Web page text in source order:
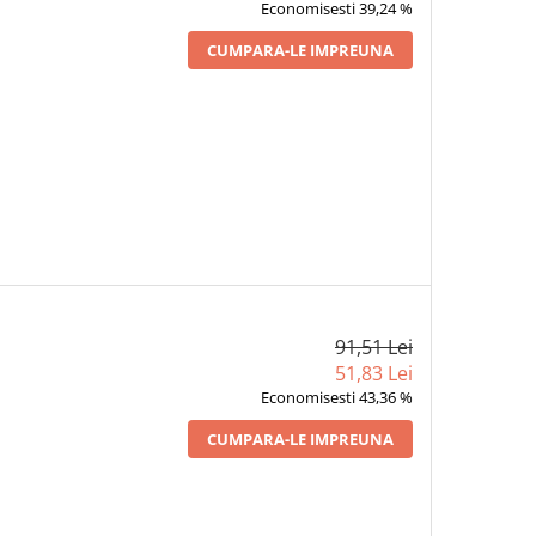
Economisesti 39,24 %
CUMPARA-LE IMPREUNA
91,51 Lei
51,83 Lei
Economisesti 43,36 %
CUMPARA-LE IMPREUNA